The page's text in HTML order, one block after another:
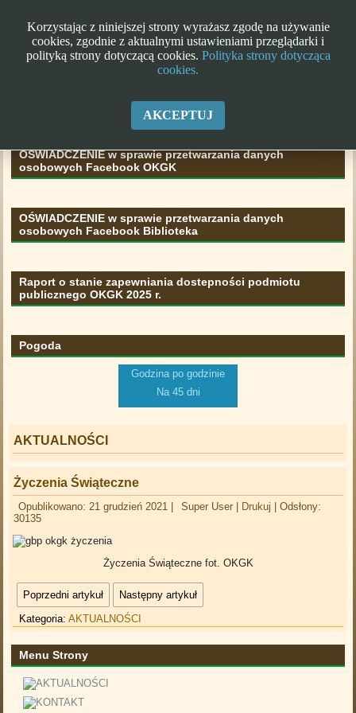
Klauzula informacyjna RODO
OŚWIADCZENIE w sprawie przetwarzania danych
osobowych Facebook OKGK
OŚWIADCZENIE w sprawie przetwarzania danych
osobowych Facebook Biblioteka
Raport o stanie zapewniania dostepności podmiotu
publicznego OKGK 2025 r.
Pogoda
Godzina po godzinie
Na 45 dni
AKTUALNOŚCI
Życzenia Świąteczne
Opublikowano: 21 grudzień 2021 Super User Drukuj |Odsłony:
30135
Życzenia Świąteczne fot. OKGK
Poprzedni artykuł
Następny artykuł
Kategoria:AKTUALNOŚCI
Menu Strony
Korzystając z niniejszej strony wyrażasz zgodę na używanie
cookies, zgodnie z aktualnymi ustawieniami przeglądarki i
polityką strony dotyczącą cookies. Polityka strony dotycząca
cookies.
AKCEPTUJ